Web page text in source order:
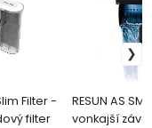
Filter -
filter
RESUN AS
vonkajší